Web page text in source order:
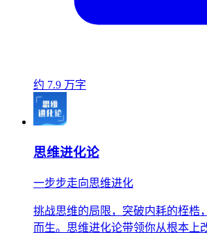
约 7.9 万字
思维进化论
一步步走向思维进化
挑战思维的局限，突破内耗的桎梏
而生。思维进化论带领你从根本上